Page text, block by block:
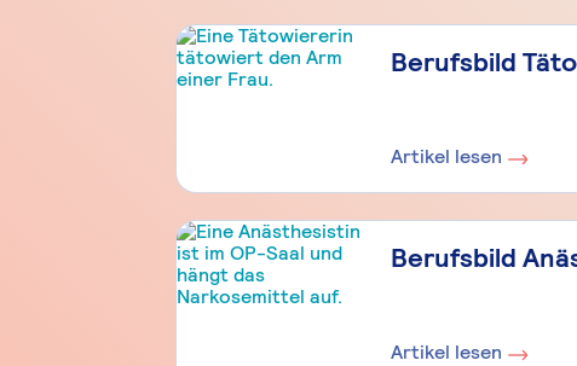
Berufsbild
Artikel lesen
Berufsbild
Artikel lesen